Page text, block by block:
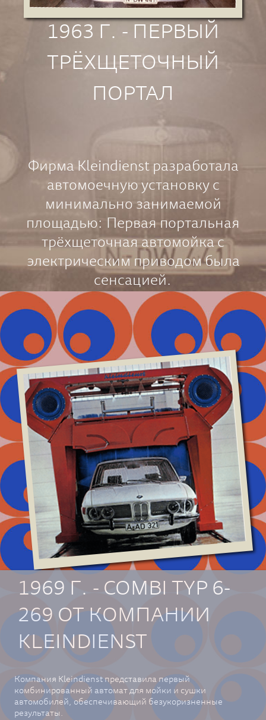
1963 Г. - ПЕРВЫЙ
ТРЁХЩЕТОЧНЫЙ
ПОРТАЛ
Фирма Kleindienst разработала
автомоечную установку с
минимально занимаемой
площадью: Первая портальная
трёхщеточная автомойка с
электрическим приводом была
сенсацией.
1969 Г. - COMBI TYP 6-
269 ОТ КОМПАНИИ
KLEINDIENST
Компания Kleindienst представила первый
комбинированный автомат для мойки и сушки
автомобилей, обеспечивающий безукоризненные
результаты.